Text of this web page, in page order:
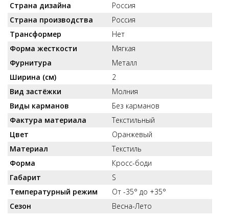
Страна дизайна
Россия
Страна производства
Россия
Трансформер
Нет
Форма жесткости
Мягкая
Фурнитура
Металл
Ширина (см)
2
Вид застёжки
Молния
Виды карманов
Без карманов
Фактура материала
Текстильный
Цвет
Оранжевый
Материал
Текстиль
Форма
Кросс-боди
Габарит
S
Температурный режим
От -35° до +35°
Сезон
Весна-Лето